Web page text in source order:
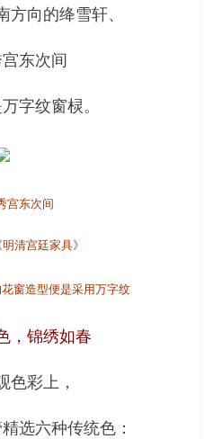
向的绛雪轩、
东次间
字纹窗棂。
宫东次间
清宫廷家具》
窗造型便是采用万字纹
，锦绣如春
色彩上，
选六种传统色：